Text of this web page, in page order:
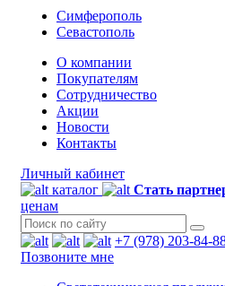
Симферополь
Севастополь
О компании
Покупателям
Сотрудничество
Акции
Новости
Контакты
Личный кабинет
каталог
Стать
ценам
+7 (978) 203-84-
Позвоните мне